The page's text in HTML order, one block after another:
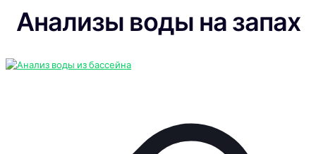
Анализы воды на запах